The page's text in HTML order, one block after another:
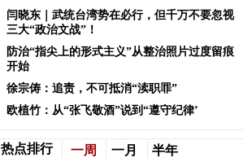
闫晓东｜武统台湾势在必行，但千万不要忽视
三大“政治文战”！
防治“指尖上的形式主义”从整治照片过度留痕
开始
徐宗俦：追责，不可抵消“渎职罪”
欧植竹：从“张飞敬酒”说到“遵守纪律’
热点排行 一周 一月 半年